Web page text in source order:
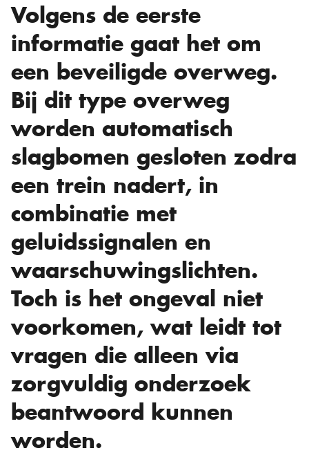
Volgens de eerste
informatie gaat het om
een beveiligde overweg.
Bij dit type overweg
worden automatisch
slagbomen gesloten zodra
een trein nadert, in
combinatie met
geluidssignalen en
waarschuwingslichten.
Toch is het ongeval niet
voorkomen, wat leidt tot
vragen die alleen via
zorgvuldig onderzoek
beantwoord kunnen
worden.